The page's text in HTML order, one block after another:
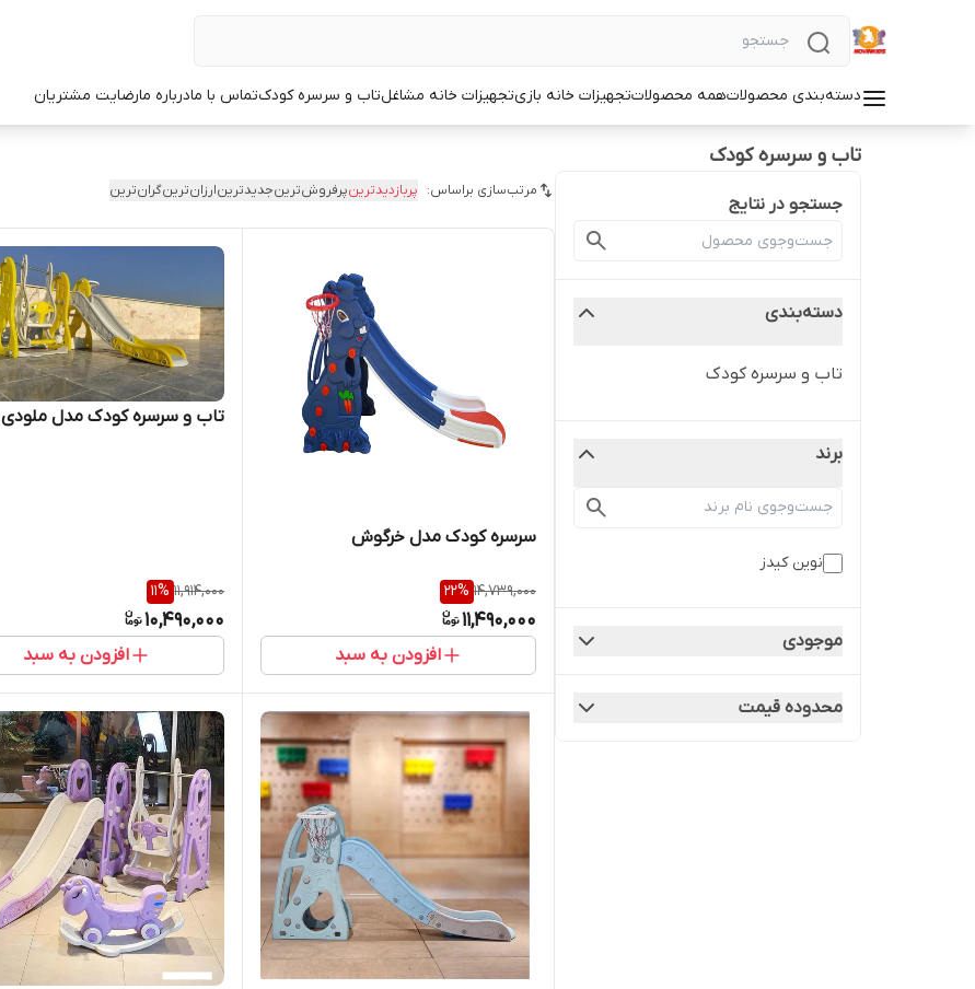
دسته‌بندی محصولاتهمه محصولاتتجهیزات خانه بازیتجهیزات خانه مشاغلتاب و سرسره کودکتماس با مادرباره مارضایت مشتریان
تاب و سرسره کودک
جستجو در نتایج
دسته‌بندی
تاب و سرسره کودک
برند
نوین کیدز
موجودی
محدوده قیمت
مرتب‌سازی براساس: پربازدیدترینپرفروش‌ترینجدیدترینارزان‌ترینگران‌ترین
سرسره کودک مدل خرگوش
14,739,000
22%
11,490,000
افزودن به سبد
تاب و سرسره کودک مدل ملودی
11,914,000
11%
10,490,000
افزودن به سبد